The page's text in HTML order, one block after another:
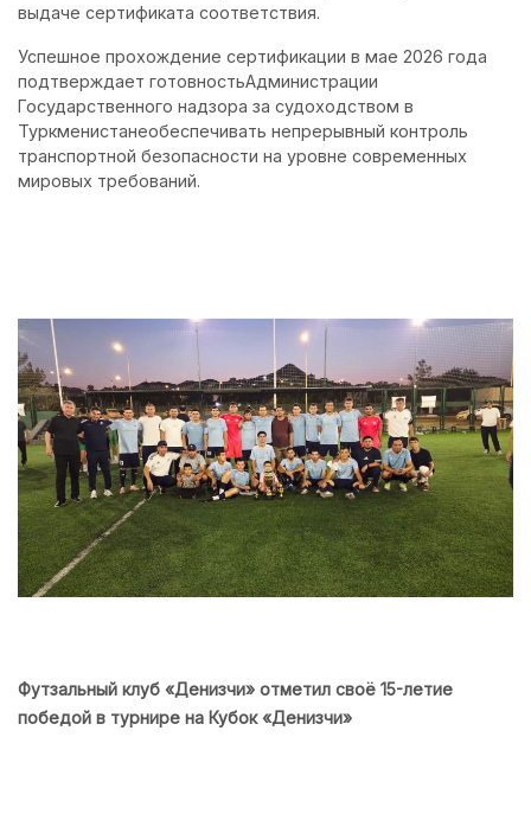
выдаче сертификата соответствия.
Успешное прохождение сертификации в мае 2026 года
подтверждает готовностьАдминистрации
Государственного надзора за судоходством в
Туркменистанеобеспечивать непрерывный контроль
транспортной безопасности на уровне современных
мировых требований.
Футзальный клуб «Денизчи» отметил своё 15-летие
победой в турнире на Кубок «Денизчи»